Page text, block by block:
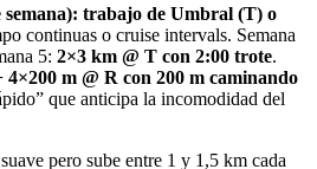
trabajo de Umbral (T) o
continuas o cruise intervals. Semana
5: 2×3 km @ T con 2:00 trote.
4×200 m @ R con 200 m caminando
que anticipa la incomodidad del
pero sube entre 1 y 1,5 km cada